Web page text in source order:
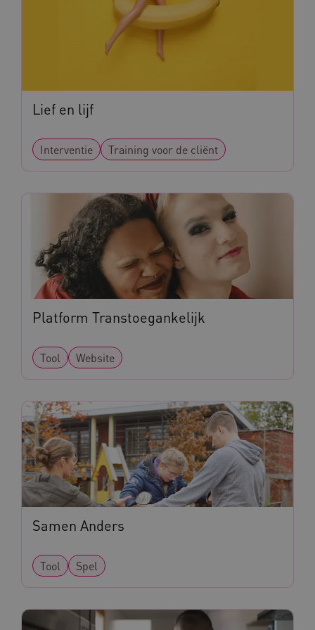
Lief en lijf
Interventie Training voor de cliënt
Platform Transtoegankelijk
Tool Website
Samen Anders
Tool Spel
AWSALBCORS
Amazon.com Inc.
vilans.blueconic.net
AWSALBCORS
Amazon.com Inc.
a594.kennispleingehandicaptensector.nl
UMB_SESSION www.kennispleingehandicaptensector.nl
ARRAffinitySameSite
Microsoft Corporation
.www.kennispleingehandicaptensector.nl
Naam Provider
Domein